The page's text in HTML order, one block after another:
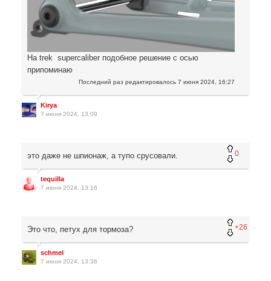
На trek supercaliber подобное решение с осью
припоминаю
Последний раз редактировалось 7 июня 2024, 16:27
Kirya
7 июня 2024, 13:09
0
это даже не шпионаж, а тупо срусовали.
tequiIIa
7 июня 2024, 13:16
+26
Это что, петух для тормоза?
schmel
7 июня 2024, 13:36